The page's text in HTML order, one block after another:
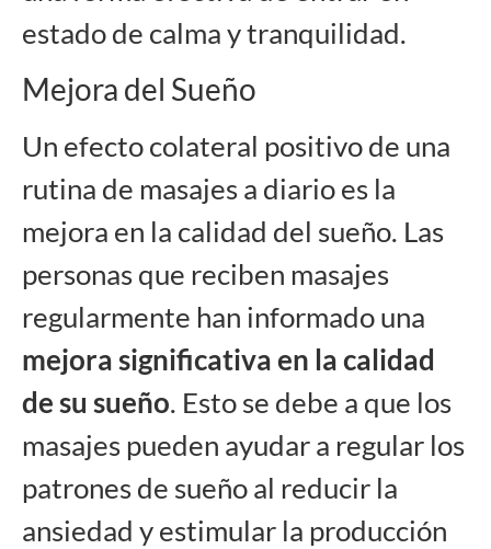
estado de calma y tranquilidad.
Mejora del Sueño
Un efecto colateral positivo de una
rutina de masajes a diario es la
mejora en la calidad del sueño. Las
personas que reciben masajes
regularmente han informado una
mejora significativa en la calidad
de su sueño. Esto se debe a que los
masajes pueden ayudar a regular los
patrones de sueño al reducir la
ansiedad y estimular la producción